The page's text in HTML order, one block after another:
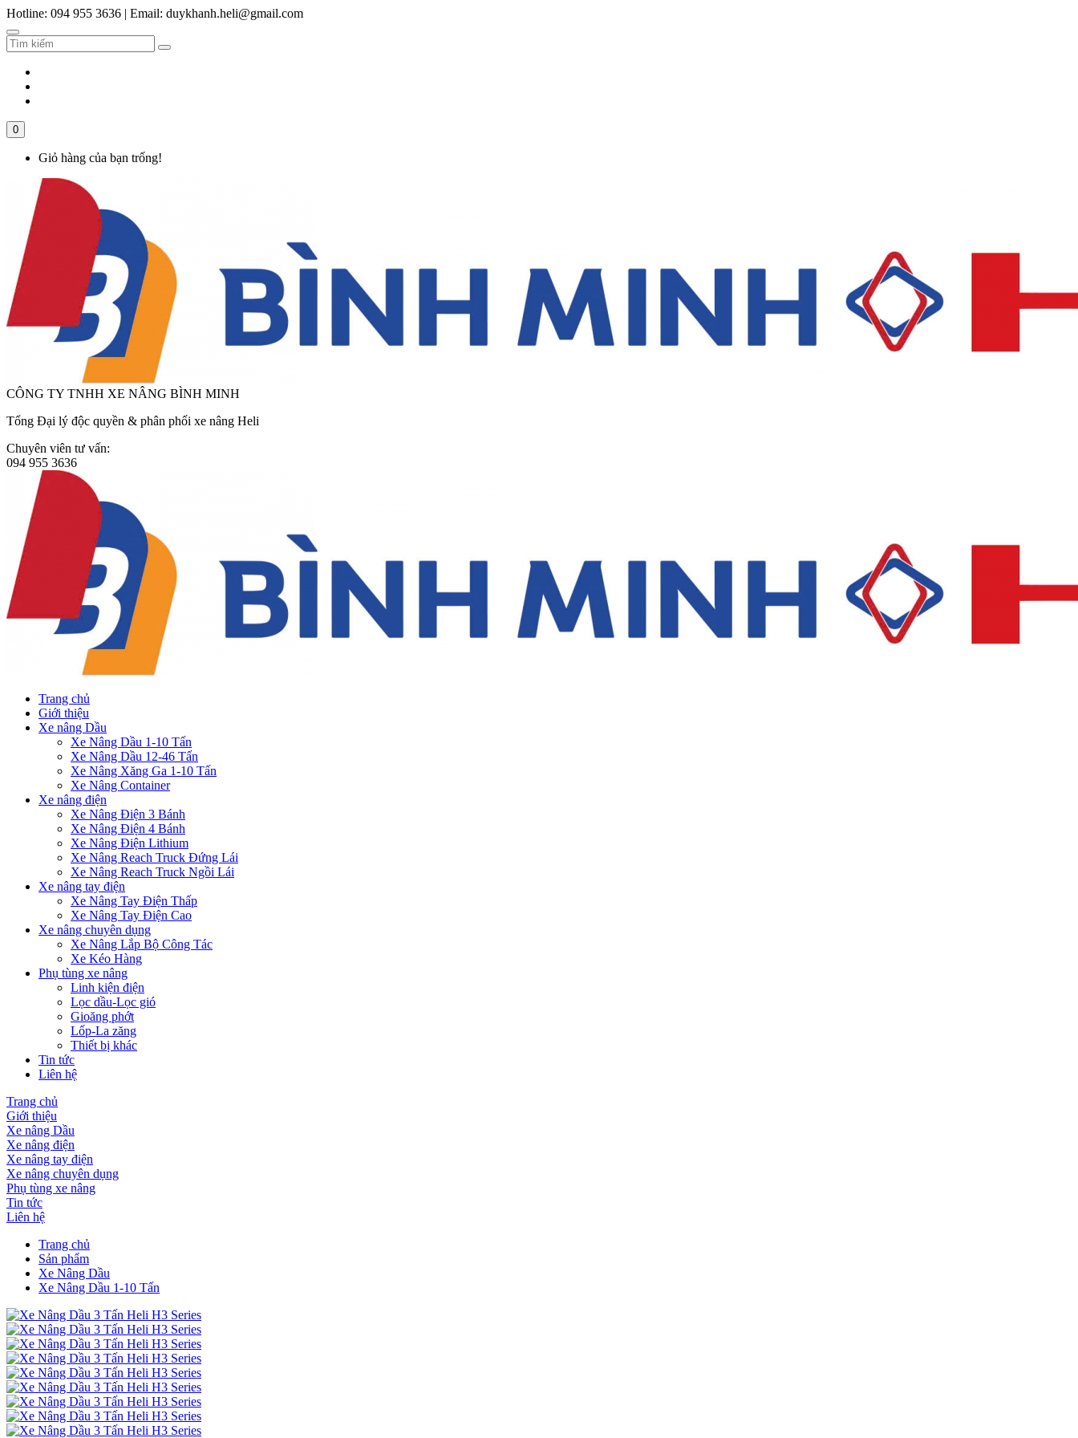
Hotline: 094 955 3636 | Email: duykhanh.heli@gmail.com
0
Giỏ hàng của bạn trống!
CÔNG TY TNHH XE NÂNG BÌNH MINH
Tổng Đại lý độc quyền & phân phối xe nâng Heli
Chuyên viên tư vấn:
094 955 3636
Trang chủ
Giới thiệu
Xe nâng Dầu
Xe Nâng Dầu 1-10 Tấn
Xe Nâng Dầu 12-46 Tấn
Xe Nâng Xăng Ga 1-10 Tấn
Xe Nâng Container
Xe nâng điện
Xe Nâng Điện 3 Bánh
Xe Nâng Điện 4 Bánh
Xe Nâng Điện Lithium
Xe Nâng Reach Truck Đứng Lái
Xe Nâng Reach Truck Ngồi Lái
Xe nâng tay điện
Xe Nâng Tay Điện Thấp
Xe Nâng Tay Điện Cao
Xe nâng chuyên dụng
Xe Nâng Lắp Bộ Công Tác
Xe Kéo Hàng
Phụ tùng xe nâng
Linh kiện điện
Lọc dầu-Lọc gió
Gioăng phớt
Lốp-La zăng
Thiết bị khác
Tin tức
Liên hệ
Trang chủ
Giới thiệu
Xe nâng Dầu
Xe nâng điện
Xe nâng tay điện
Xe nâng chuyên dụng
Phụ tùng xe nâng
Tin tức
Liên hệ
Trang chủ
Sản phẩm
Xe Nâng Dầu
Xe Nâng Dầu 1-10 Tấn